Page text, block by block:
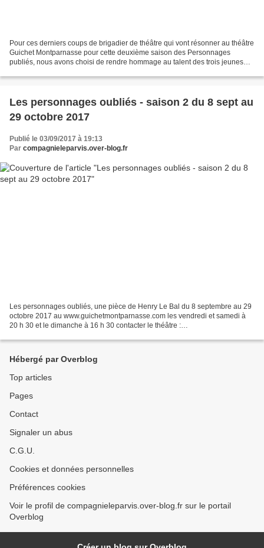
Pour ces derniers coups de brigadier de théâtre qui vont résonner au théâtre
Guichet Montparnasse pour cette deuxième saison des Personnages
publiés, nous avons choisi de rendre hommage au talent des trois jeunes
Les personnages oubliés - saison 2 du 8 sept au
29 octobre 2017
Publié le 03/09/2017 à 19:13
Par compagnieleparvis.over-blog.fr
Les personnages oubliés, une pièce de Henry Le Bal du 8 septembre au 29
octobre 2017 au www.guichetmontparnasse.com les vendredi et samedi à
20 h 30 et le dimanche à 16 h 30 contacter le théâtre :
Hébergé par Overblog
Top articles
Pages
Contact
Signaler un abus
C.G.U.
Cookies et données personnelles
Préférences cookies
Voir le profil de compagnieleparvis.over-blog.fr sur le portail
Overblog